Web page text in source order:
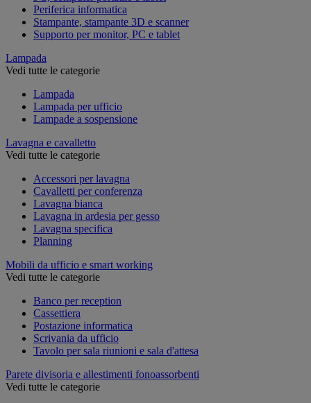
Periferica informatica
Stampante, stampante 3D e scanner
Supporto per monitor, PC e tablet
Lampada
Vedi tutte le categorie
Lampada
Lampada per ufficio
Lampade a sospensione
Lavagna e cavalletto
Vedi tutte le categorie
Accessori per lavagna
Cavalletti per conferenza
Lavagna bianca
Lavagna in ardesia per gesso
Lavagna specifica
Planning
Mobili da ufficio e smart working
Vedi tutte le categorie
Banco per reception
Cassettiera
Postazione informatica
Scrivania da ufficio
Tavolo per sala riunioni e sala d'attesa
Parete divisoria e allestimenti fonoassorbenti
Vedi tutte le categorie